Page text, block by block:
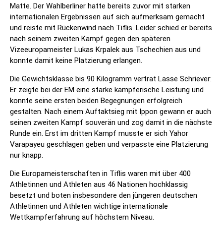
Matte. Der Wahlberliner hatte bereits zuvor mit starken
internationalen Ergebnissen auf sich aufmerksam gemacht
und reiste mit Rückenwind nach Tiflis. Leider schied er bereits
nach seinem zweiten Kampf gegen den späteren
Vizeeuropameister Lukas Krpalek aus Tschechien aus und
konnte damit keine Platzierung erlangen.
Die Gewichtsklasse bis 90 Kilogramm vertrat Lasse Schriever:
Er zeigte bei der EM eine starke kämpferische Leistung und
konnte seine ersten beiden Begegnungen erfolgreich
gestalten. Nach einem Auftaktsieg mit Ippon gewann er auch
seinen zweiten Kampf souverän und zog damit in die nächste
Runde ein. Erst im dritten Kampf musste er sich Yahor
Varapayeu geschlagen geben und verpasste eine Platzierung
nur knapp.
Die Europameisterschaften in Tiflis waren mit über 400
Athletinnen und Athleten aus 46 Nationen hochklassig
besetzt und boten insbesondere den jüngeren deutschen
Athletinnen und Athleten wichtige internationale
Wettkampferfahrung auf höchstem Niveau.